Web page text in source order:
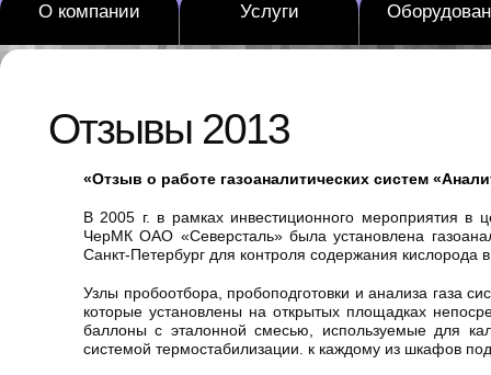
О компании Услуги
Отзывы 2013
«Отзыв о работе газоаналитических систем
В 2005 г. в рамках инвестиционного мероприятия в
ЧерМК ОАО «Северсталь» была установлена
Санкт-Петербург для контроля содержания кислорода в
Узлы пробоотбора, пробоподготовки и анализа газа
которые установлены на открытых площадках
баллоны с эталонной смесью, используемые для
системой термостабилизации. к каждому из шкафов